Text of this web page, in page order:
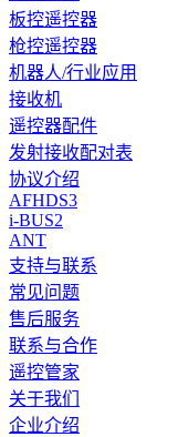
板控遥控器
枪控遥控器
机器人/行业应用
接收机
遥控器配件
发射接收配对表
协议介绍
AFHDS3
i-BUS2
ANT
支持与联系
常见问题
售后服务
联系与合作
遥控管家
关于我们
企业介绍